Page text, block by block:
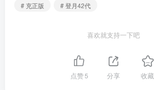
# 充正版
# 登月42代
喜欢就支持一下吧
点赞5 分享 收藏